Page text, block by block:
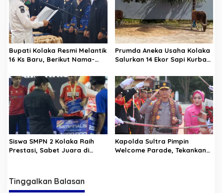
Bupati Kolaka Resmi Melantik
16 Ks Baru, Berikut Nama-
Prumda Aneka Usaha Kolaka
Salurkan 14 Ekor Sapi Kurban
Siswa SMPN 2 Kolaka Raih
Prestasi, Sabet Juara di
Kapolda Sultra Pimpin
Welcome Parade, Tekankan
Tinggalkan Balasan